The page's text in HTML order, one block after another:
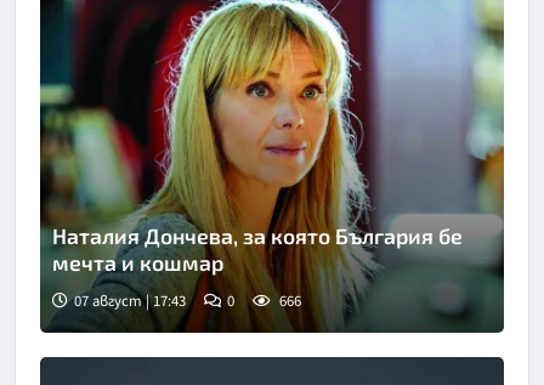
Наталия Дончева, за която България бе
мечта и кошмар
07 август | 17:43 0 666